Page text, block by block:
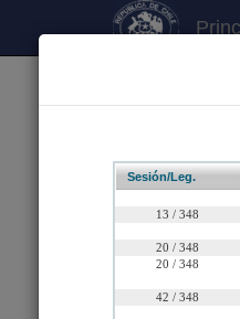
Sesión/Leg.
13 / 348
20 / 348
20 / 348
42 / 348